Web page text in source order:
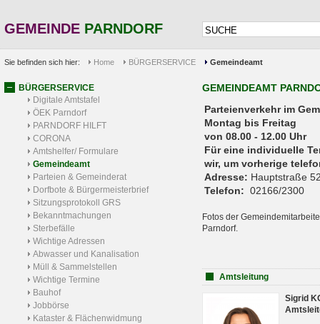
GEMEINDE PARNDORF
Sie befinden sich hier: Home BÜRGERSERVICE Gemeindeamt
BÜRGERSERVICE
Digitale Amtstafel
ÖEK Parndorf
PARNDORF HILFT
CORONA
Amtshelfer/ Formulare
Gemeindeamt
Parteien & Gemeinderat
Dorfbote & Bürgermeisterbrief
Sitzungsprotokoll GRS
Bekanntmachungen
Sterbefälle
Wichtige Adressen
Abwasser und Kanalisation
Müll & Sammelstellen
Wichtige Termine
Bauhof
Jobbörse
Kataster & Flächenwidmung
GEMEINDEAMT
Parteienverkehr
Montag bis Freitag
von 08.00 - 12.00 Uhr
Für eine individuelle
wir, um vorherige
Adresse: Hauptstraße
Telefon: 02166/2300
Fotos der
Parndorf.
Amtsleitung
Sigrid